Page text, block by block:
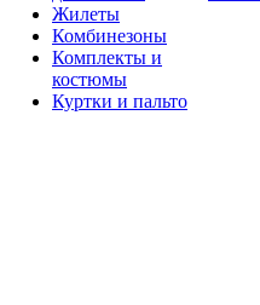
Жилеты
Комбинезоны
Комплекты и
костюмы
Куртки и пальто